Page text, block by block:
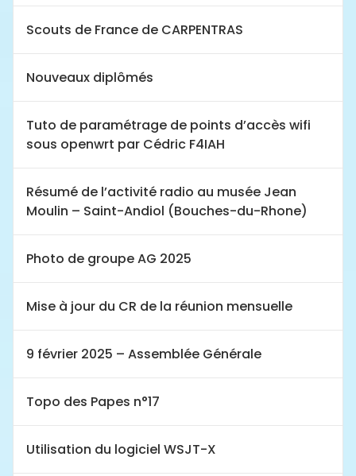
Scouts de France de CARPENTRAS
Nouveaux diplômés
Tuto de paramétrage de points d’accès wifi
sous openwrt par Cédric F4IAH
Résumé de l’activité radio au musée Jean
Moulin – Saint-Andiol (Bouches-du-Rhone)
Photo de groupe AG 2025
Mise à jour du CR de la réunion mensuelle
9 février 2025 – Assemblée Générale
Topo des Papes n°17
Utilisation du logiciel WSJT-X